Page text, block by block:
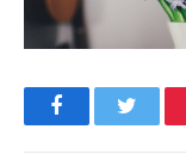
Facebook